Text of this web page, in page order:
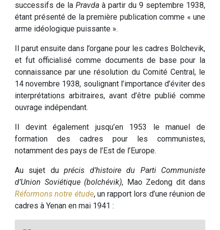
successifs de la Pravda à partir du 9 septembre 1938,
étant présenté de la première publication comme « une
arme idéologique puissante ».
Il parut ensuite dans l’organe pour les cadres Bolchevik,
et fut officialisé comme documents de base pour la
connaissance par une résolution du Comité Central, le
14 novembre 1938, soulignant l’importance d’éviter des
interprétations arbitraires, avant d’être publié comme
ouvrage indépendant.
Il devint également jusqu’en 1953 le manuel de
formation des cadres pour les communistes,
notamment des pays de l’Est de l’Europe.
Au sujet duprécis d’histoire du Parti Communiste
d’Union Soviétique (bolchévik), Mao Zedong dit dans
Réformons notre étude, un rapport lors d’une réunion de
cadres à Yenan en mai 1941 :